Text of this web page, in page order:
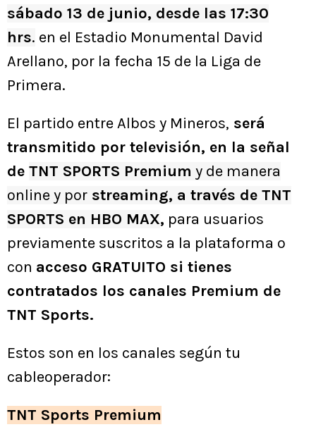
sábado 13 de junio, desde las 17:30
hrs. en el Estadio Monumental David
Arellano, por la fecha 15 de la Liga de
Primera.
El partido entre Albos y Mineros, será
transmitido por televisión, en la señal
de TNT SPORTS Premium y de manera
online y por streaming, a través de TNT
SPORTS en HBO MAX, para usuarios
previamente suscritos a la plataforma o
con acceso GRATUITO si tienes
contratados los canales Premium de
TNT Sports.
Estos son en los canales según tu
cableoperador:
TNT Sports Premium